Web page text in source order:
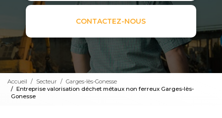
CONTACTEZ-NOUS
Accueil Secteur
Garges-lès-Gonesse
Entreprise valorisation déchet métaux non ferreux Garges-lès-
Gonesse